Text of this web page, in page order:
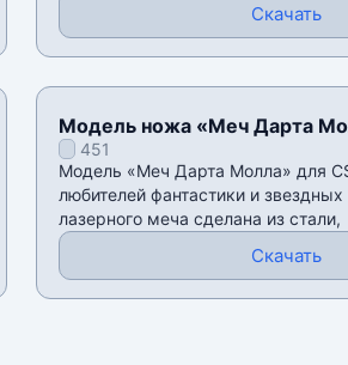
Скачать
Модель ножа «Меч Дарта
v34451
Модель «Меч Дарта Молла» для
любителей фантастики и звездных
лазерного меча сделана из стали,
Скачать